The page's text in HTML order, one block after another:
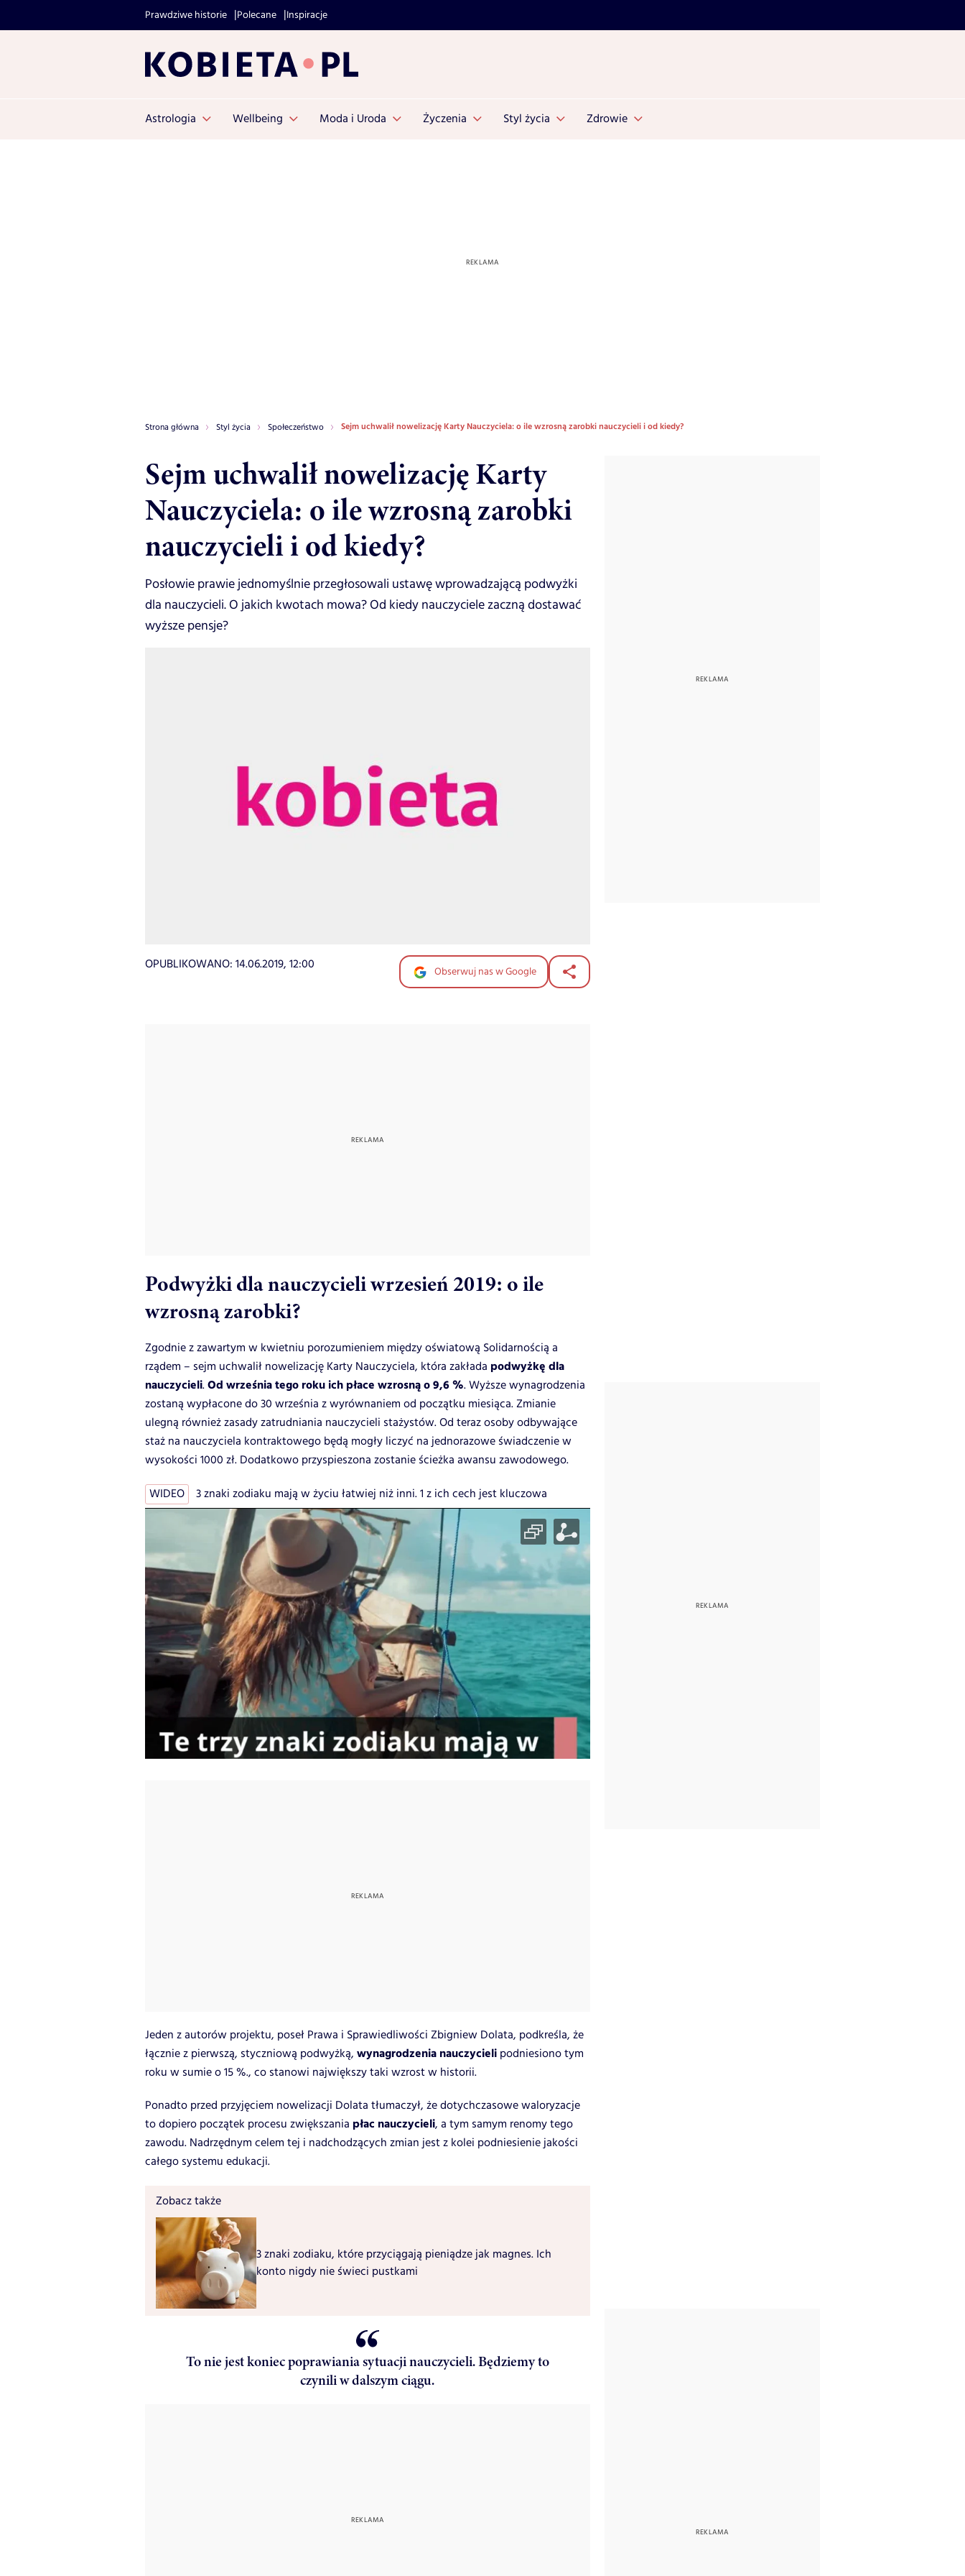
Prawdziwe historie Polecane Inspiracje
Astrologia Wellbeing Moda i Uroda Życzenia Styl życia Zdrowie
Strona główna Styl życia Społeczeństwo Sejm uchwalił nowelizację Karty Nauczyciela: o ile wzrosną zarobki nauczycieli i od kiedy?
Sejm uchwalił nowelizację Karty
Nauczyciela: o ile wzrosną zarobki
nauczycieli i od kiedy?
Posłowie prawie jednomyślnie przegłosowali ustawę wprowadzającą podwyżki
dla nauczycieli. O jakich kwotach mowa? Od kiedy nauczyciele zaczną dostawać
wyższe pensje?
OPUBLIKOWANO: 14.06.2019, 12:00 Obserwuj nas w Google
Podwyżki dla nauczycieli wrzesień 2019: o ile
wzrosną zarobki?
Zgodnie z zawartym w kwietniu porozumieniem między oświatową Solidarnością a
rządem – sejm uchwalił nowelizację Karty Nauczyciela, która zakłada podwyżkę dla
nauczycieli.Od września tego roku ich płace wzrosną o 9,6 %. Wyższe wynagrodzenia
zostaną wypłacone do 30 września z wyrównaniem od początku miesiąca. Zmianie
ulegną również zasady zatrudniania nauczycieli stażystów. Od teraz osoby odbywające
staż na nauczyciela kontraktowego będą mogły liczyć na jednorazowe świadczenie w
wysokości 1000 zł. Dodatkowo przyspieszona zostanie ścieżka awansu zawodowego.
WIDEO 3 znaki zodiaku mają w życiu łatwiej niż inni. 1 z ich cech jest kluczowa
Jeden z autorów projektu, poseł Prawa i Sprawiedliwości Zbigniew Dolata, podkreśla, że
łącznie z pierwszą, styczniową podwyżką, wynagrodzenia nauczycieli podniesiono tym
roku w sumie o 15 %., co stanowi największy taki wzrost w historii.
Ponadto przed przyjęciem nowelizacji Dolata tłumaczył, że dotychczasowe waloryzacje
to dopiero początek procesu zwiększania płac nauczycieli, a tym samym renomy tego
zawodu. Nadrzędnym celem tej i nadchodzących zmian jest z kolei podniesienie jakości
całego systemu edukacji.
Zobacz także
3 znaki zodiaku, które przyciągają pieniądze jak magnes. Ich
konto nigdy nie świeci pustkami
To nie jest koniec poprawiania sytuacji nauczycieli. Będziemy to
czynili w dalszym ciągu.